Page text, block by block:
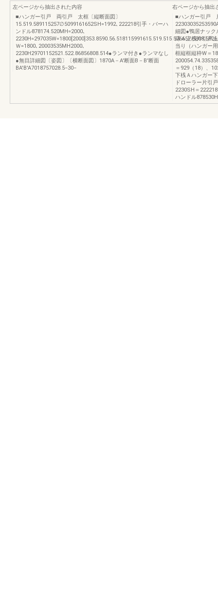
左ページから抽出された内容
■ハンガー引戸 両引戸 太框〔縦断面図〕
15.519.589115257∅5099161652SH=1992､222218引手・バーハ
ンドル878174.520MH=2000､
Ｗ=1800､20003535MH2000､
2230H29701152521.522.86856808.514●ランマ付き●ランマなし
●無目詳細図〔姿図〕〔横断面図〕1870A－A'断面B－B'断面
BA'B'A7018757028.5−30−
右ページから抽出
■ハンガー引戸
細図●鴨居ナック
縁Ａ上桟片引戸
当り（ハンガー
框縦框縦枠W＝
＝929（18）、
下桟Ａハンガー
ドローラー片引
2230SH＝
ハンドル